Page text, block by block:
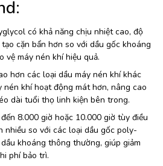
có khả năng chịu nhiệt cao, độ
cặn bẩn hơn so với dầu gốc khoáng
vệ máy nén khí hiệu quả.
hơn các loại dầu máy nén khí khác
nén khí hoạt động mát hơn, nâng cao
dài tuổi thọ linh kiện bên trong.
8.000 giờ hoặc 10.000 giờ tùy điều
nhiều so với các loại dầu gốc poly-
khoáng thông thường, giúp giảm
phí bảo trì.